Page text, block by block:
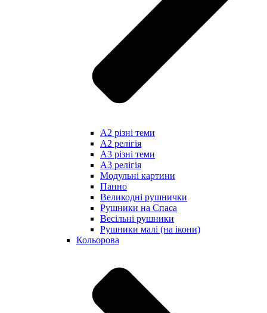
А2 різні теми
А2 релігія
А3 різні теми
А3 релігія
Модульні картини
Панно
Великодні рушнички
Рушники на Спаса
Весільні рушники
Рушники малі (на ікони)
Кольорова